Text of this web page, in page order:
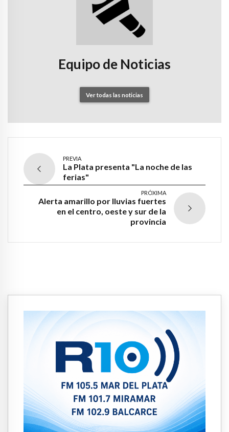
Equipo de Noticias
Ver todas las noticias
PREVIA
La Plata presenta "La noche de las
ferias"
PRÓXIMA
Alerta amarillo por lluvias fuertes
en el centro, oeste y sur de la
provincia